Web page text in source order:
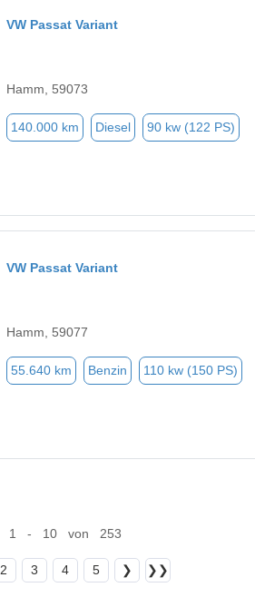
VW Passat Variant
Hamm, 59073
140.000 km Diesel 90 kw (122 PS)
VW Passat Variant
Hamm, 59077
55.640 km Benzin 110 kw (150 PS)
1 - 10 von 253
2 3 4 5 ❯ ❯❯